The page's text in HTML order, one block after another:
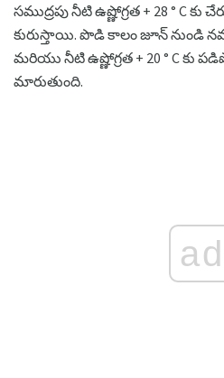
సముద్రపు నీటి ఉష్ణోగ్రత + 28 ° C కు
కురుస్తాయి. పొడి కాలం జూన్ నుండి
మరియు నీటి ఉష్ణోగ్రత + 20 ° C కు
మారుతుంది.
ad